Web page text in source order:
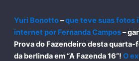
Yuri Bonotto–que teve suas fotos
internet por Fernanda Campos–
Prova do Fazendeiro desta
da berlinda em “A Fazenda 16”! O